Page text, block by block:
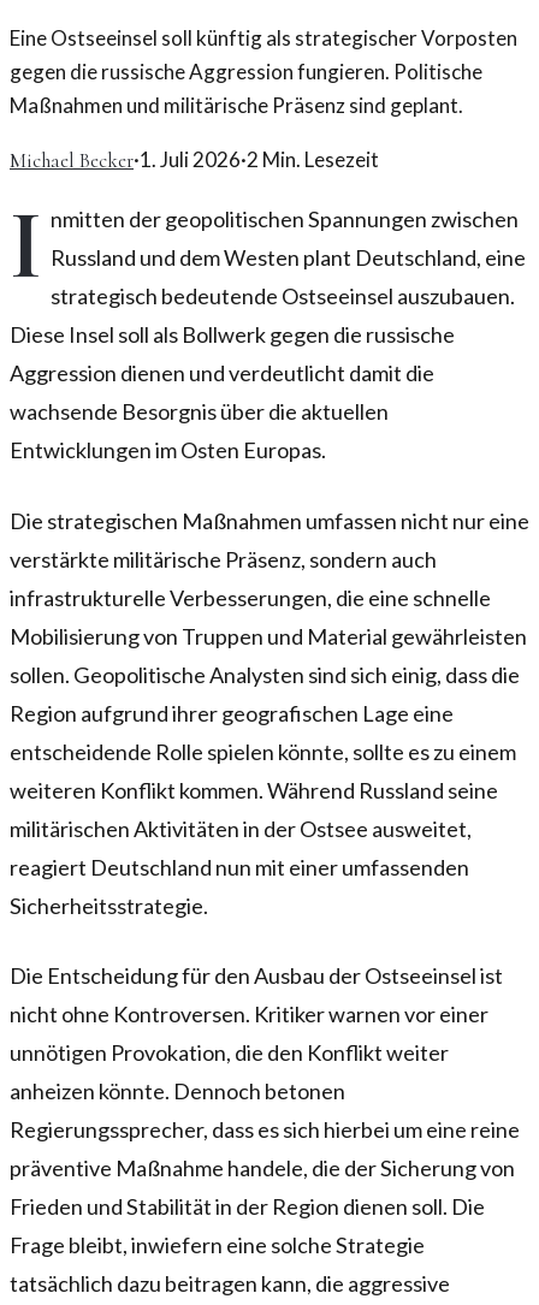
Eine Ostseeinsel soll künftig als strategischer Vorposten
gegen die russische Aggression fungieren. Politische
Maßnahmen und militärische Präsenz sind geplant.
Michael Becker·1. Juli 2026·2 Min. Lesezeit
I nmitten der geopolitischen Spannungen zwischen
Russland und dem Westen plant Deutschland, eine
strategisch bedeutende Ostseeinsel auszubauen.
Diese Insel soll als Bollwerk gegen die russische
Aggression dienen und verdeutlicht damit die
wachsende Besorgnis über die aktuellen
Entwicklungen im Osten Europas.
Die strategischen Maßnahmen umfassen nicht nur eine
verstärkte militärische Präsenz, sondern auch
infrastrukturelle Verbesserungen, die eine schnelle
Mobilisierung von Truppen und Material gewährleisten
sollen. Geopolitische Analysten sind sich einig, dass die
Region aufgrund ihrer geografischen Lage eine
entscheidende Rolle spielen könnte, sollte es zu einem
weiteren Konflikt kommen. Während Russland seine
militärischen Aktivitäten in der Ostsee ausweitet,
reagiert Deutschland nun mit einer umfassenden
Sicherheitsstrategie.
Die Entscheidung für den Ausbau der Ostseeinsel ist
nicht ohne Kontroversen. Kritiker warnen vor einer
unnötigen Provokation, die den Konflikt weiter
anheizen könnte. Dennoch betonen
Regierungssprecher, dass es sich hierbei um eine reine
präventive Maßnahme handele, die der Sicherung von
Frieden und Stabilität in der Region dienen soll. Die
Frage bleibt, inwiefern eine solche Strategie
tatsächlich dazu beitragen kann, die aggressive